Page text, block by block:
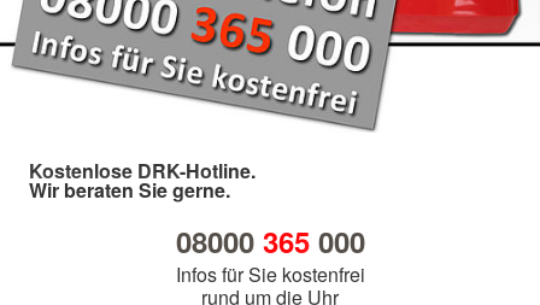
Kostenlose DRK-Hotline.
Wir beraten Sie gerne.
08000 365000
Infos für Sie kostenfrei
rund um die Uhr